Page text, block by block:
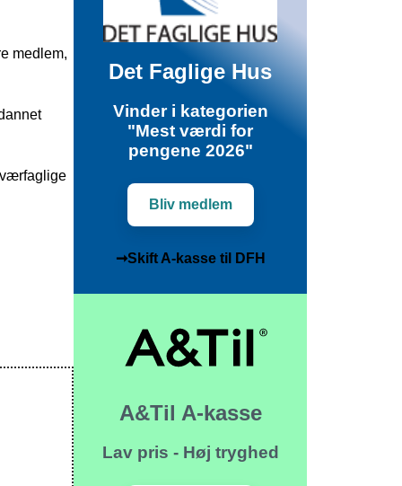
medlem,
Det Faglige Hus
Vinder i kategorien
"Mest værdi for
pengene 2026"
Bliv medlem
➞Skift A-kasse til DFH
A&Til A-kasse
Lav pris - Høj tryghed